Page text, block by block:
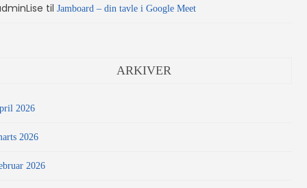
til Jamboard – din tavle i Google Meet
ARKIVER
2026
2026
2026